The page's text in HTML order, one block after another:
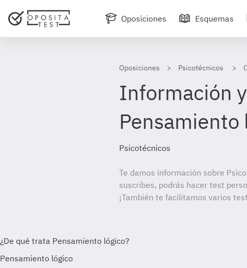
Oposiciones Esquemas
Oposiciones Psicotécnicos
Información
Pensamiento
Psicotécnicos
Te damos información sobre
suscribes, podrás hacer test
¡También te facilitamos varios